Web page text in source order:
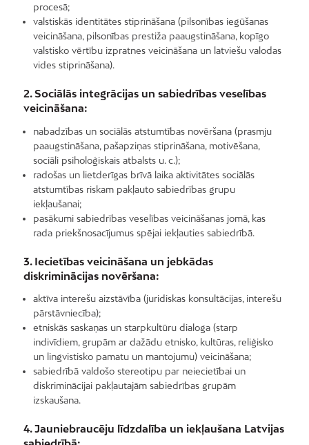
procesā;
valstiskās identitātes stiprināšana (pilsonības iegūšanas
veicināšana, pilsonības prestiža paaugstināšana, kopīgo
valstisko vērtību izpratnes veicināšana un latviešu valodas
vides stiprināšana).
2. Sociālās integrācijas un sabiedrības veselības
veicināšana:
nabadzības un sociālās atstumtības novēršana (prasmju
paaugstināšana, pašapziņas stiprināšana, motivēšana,
sociāli psiholoģiskais atbalsts u. c.);
radošas un lietderīgas brīvā laika aktivitātes sociālās
atstumtības riskam pakļauto sabiedrības grupu
iekļaušanai;
pasākumi sabiedrības veselības veicināšanas jomā, kas
rada priekšnosacījumus spējai iekļauties sabiedrībā.
3. Iecietības veicināšana un jebkādas
diskriminācijas novēršana:
aktīva interešu aizstāvība (juridiskas konsultācijas, interešu
pārstāvniecība);
etniskās saskaņas un starpkultūru dialoga (starp
indivīdiem, grupām ar dažādu etnisko, kultūras, reliģisko
un lingvistisko pamatu un mantojumu) veicināšana;
sabiedrībā valdošo stereotipu par neiecietībai un
diskriminācijai pakļautajām sabiedrības grupām
izskaušana.
4. Jauniebraucēju līdzdalība un iekļaušana Latvijas